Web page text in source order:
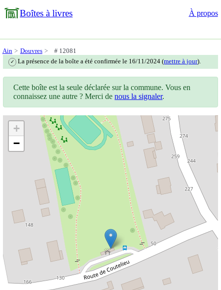
Boîtes à livres À propos
Ain Douvres # 12081
✓ La présence de la boîte a été confirmée le 16/11/2024 (mettre à jour).
Cette boîte est la seule déclarée sur la commune. Vous en
connaissez une autre ? Merci denous la signaler.
+
−